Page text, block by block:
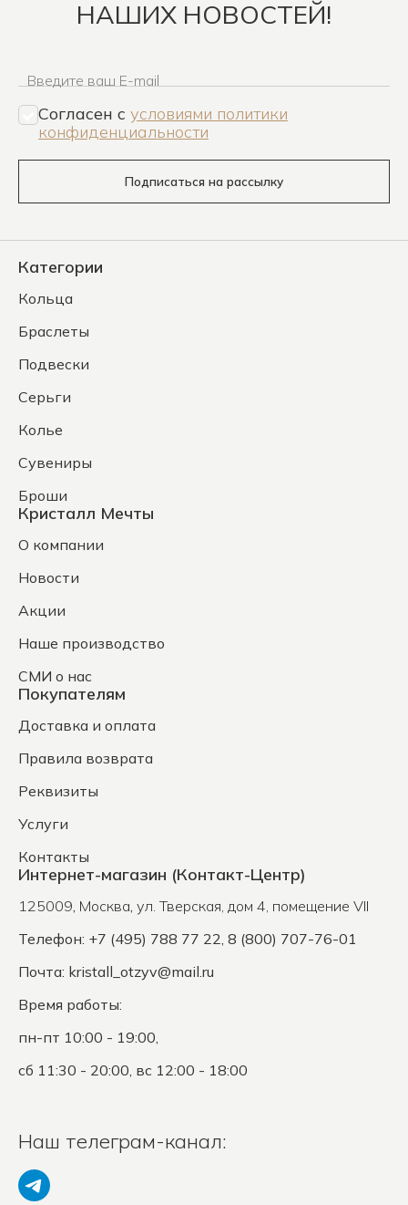
НАШИХ НОВОСТЕЙ!
Введите ваш E-mail
Согласен c условиями политики
конфиденциальности
Подписаться на рассылку
Категории
Кольца
Браслеты
Подвески
Серьги
Колье
Сувениры
Броши
Кристалл Мечты
О компании
Новости
Акции
Наше производство
СМИ о нас
Покупателям
Доставка и оплата
Правила возврата
Реквизиты
Услуги
Контакты
Интернет-магазин (Контакт-Центр)
125009, Москва, ул. Тверская, дом 4, помещение VII
Телефон: +7 (495) 788 77 22, 8 (800) 707-76-01
Почта: kristall_otzyv@mail.ru
Время работы:
пн-пт 10:00 - 19:00,
сб 11:30 - 20:00, вс 12:00 - 18:00
Наш телеграм-канал: